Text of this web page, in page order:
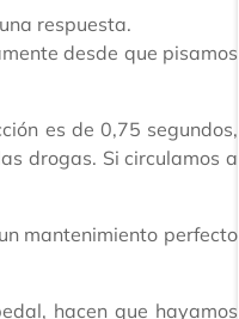
respuesta.
desde que pisamos
es de 0,75 segundos,
drogas. Si circulamos a
mantenimiento perfecto
hacen que hayamos